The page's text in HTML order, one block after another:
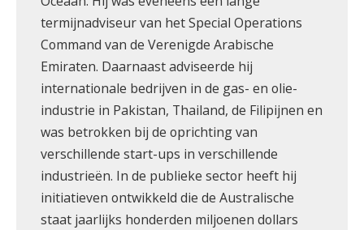
termijnadviseur van het Special Operations
Command van de Verenigde Arabische
Emiraten. Daarnaast adviseerde hij
internationale bedrijven in de gas- en olie-
industrie in Pakistan, Thailand, de Filipijnen en
was betrokken bij de oprichting van
verschillende start-ups in verschillende
industrieën. In de publieke sector heeft hij
initiatieven ontwikkeld die de Australische
staat jaarlijks honderden miljoenen dollars